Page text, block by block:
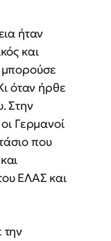
ήταν
και
μπορούσε
όταν ήρθε
Στην
Γερμανοί
που
ΕΛΑΣ και
την